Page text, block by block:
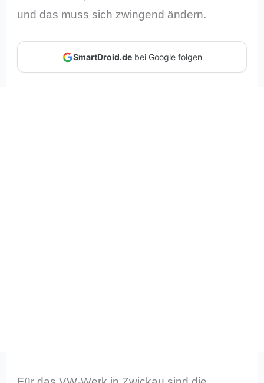
und das muss sich zwingend ändern.
SmartDroid.debei Google folgen